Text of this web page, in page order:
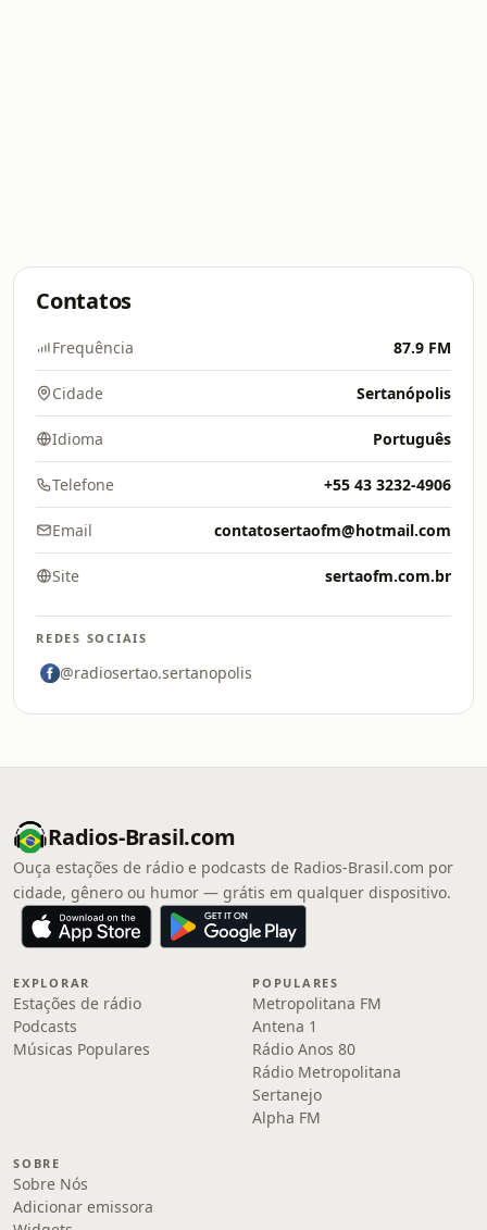
Contatos
Frequência 87.9 FM
Cidade Sertanópolis
Idioma Português
Telefone +55 43 3232-4906
Email contatosertaofm@hotmail.com
Site sertaofm.com.br
REDES SOCIAIS
@radiosertao.sertanopolis
Radios-Brasil.com
Ouça estações de rádio e podcasts de Radios-Brasil.com por
cidade, gênero ou humor — grátis em qualquer dispositivo.
EXPLORAR
Estações de rádio
Podcasts
Músicas Populares
POPULARES
Metropolitana FM
Antena 1
Rádio Anos 80
Rádio Metropolitana
Sertanejo
Alpha FM
SOBRE
Sobre Nós
Adicionar emissora